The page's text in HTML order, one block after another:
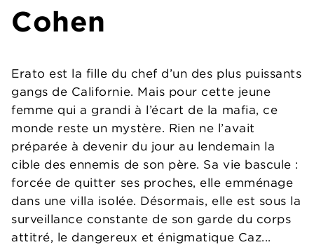
Cohen
Erato est la fille du chef d’un des plus puissants
gangs de Californie. Mais pour cette jeune
femme qui a grandi à l’écart de la mafia, ce
monde reste un mystère. Rien ne l’avait
préparée à devenir du jour au lendemain la
cible des ennemis de son père. Sa vie bascule :
forcée de quitter ses proches, elle emménage
dans une villa isolée. Désormais, elle est sous la
surveillance constante de son garde du corps
attitré, le dangereux et énigmatique Caz...